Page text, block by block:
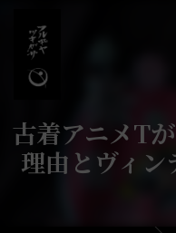
古着アニメT
理由とヴィ